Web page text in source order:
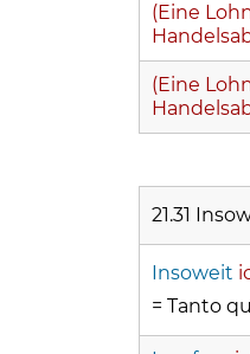
(Eine
(Eine
21.31
Insoweit
= Tanto